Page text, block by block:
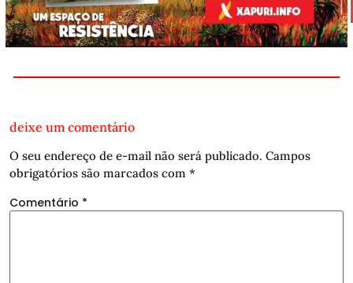
deixe um comentário
O seu endereço de e-mail não será publicado. Campos
obrigatórios são marcados com *
Comentário *